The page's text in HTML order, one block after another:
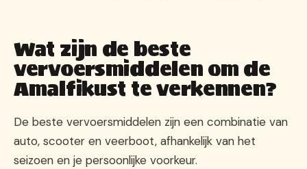
Wat zijn de beste
vervoersmiddelen om de
Amalfikust te verkennen?
De beste vervoersmiddelen zijn een combinatie van
auto, scooter en veerboot, afhankelijk van het
seizoen en je persoonlijke voorkeur.